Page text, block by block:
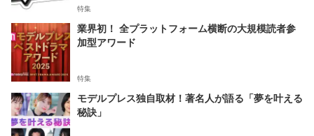
特集
業界初！ 全プラットフォーム横断の大規模読者参
加型アワード
特集
モデルプレス独自取材！著名人が語る「夢を叶える
秘訣」